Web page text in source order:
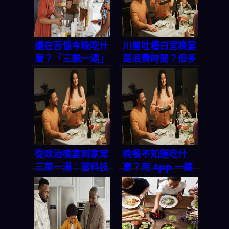
還在苦惱今晚吃什
麼？「三餸一湯」
讓你十分鐘上菜！
川普吐槽白宮晚宴
是浪費時間？但多
數人真正的困擾
是：今晚吃什麼？
從政治晚宴到家常
三菜一湯：當科技
解決「今晚吃什
麼」時光难题
晚餐不知道吃什
麼？用 App 一鍵
生成完美三餸一
湯，讓全家都開心